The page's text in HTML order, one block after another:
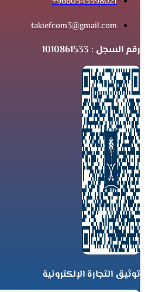
takiefcom3@gmail.com
رقم السجل : 1010861533
توثيق التجارة الإلكترونية